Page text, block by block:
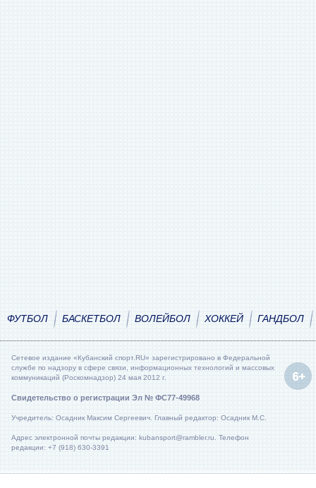
ФУТБОЛ БАСКЕТБОЛ ВОЛЕЙБОЛ ХОККЕЙ ГАНДБОЛ
Сетевое издание «Кубанский спорт.RU» зарегистрировано в Федеральной
службе по надзору в сфере связи, информационных технологий и массовых
коммуникаций (Роскомнадзор) 24 мая 2012 г.
Свидетельство о регистрации Эл № ФС77-49968
Учредитель: Осадник Максим Сергеевич. Главный редактор: Осадник М.С.
Адрес электронной почты редакции: kubansport@rambler.ru. Телефон
редакции: +7 (918) 630-3391